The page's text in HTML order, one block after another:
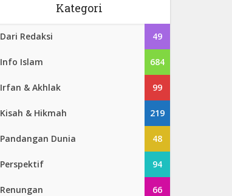
Kategori
Dari Redaksi 49
Info Islam 684
Irfan & Akhlak 99
Kisah & Hikmah 219
Pandangan Dunia 48
Perspektif 94
Renungan 66